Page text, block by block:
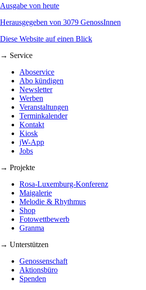
Ausgabe von heute
Herausgegeben von 3079 GenossInnen
Diese Website auf einen Blick
→ Service
Aboservice
Abo kündigen
Newsletter
Werben
Veranstaltungen
Terminkalender
Kontakt
Kiosk
jW-App
Jobs
→ Projekte
Rosa-Luxemburg-Konferenz
Maigalerie
Melodie & Rhythmus
Shop
Fotowettbewerb
Granma
→ Unterstützen
Genossenschaft
Aktionsbüro
Spenden